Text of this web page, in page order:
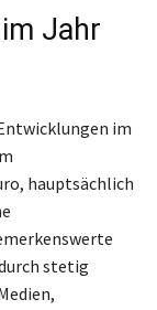
Jahr
im
hauptsächlich
stetig